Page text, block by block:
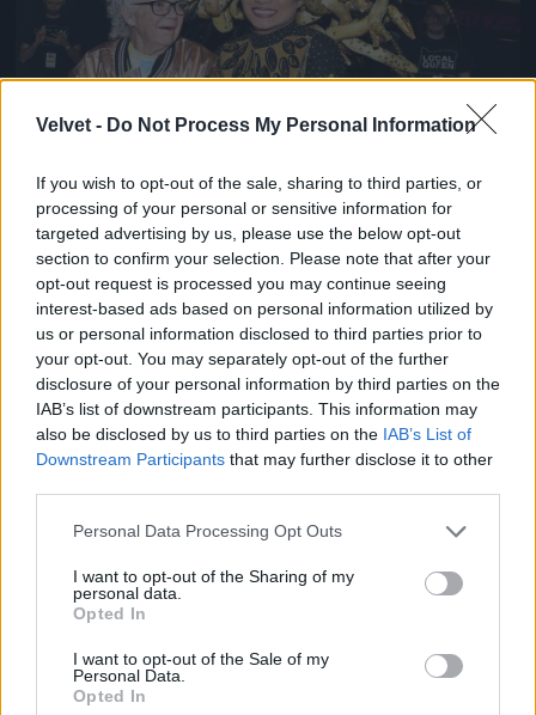
Velvet - Do Not Process My Personal Information
If you wish to opt-out of the sale, sharing to third parties, or
processing of your personal or sensitive information for
targeted advertising by us, please use the below opt-out
section to confirm your selection. Please note that after your
opt-out request is processed you may continue seeing
interest-based ads based on personal information utilized by
us or personal information disclosed to third parties prior to
your opt-out. You may separately opt-out of the further
disclosure of your personal information by third parties on the
IAB’s list of downstream participants. This information may
also be disclosed by us to third parties on the IAB’s List of
Downstream Participants that may further disclose it to other
Please note that this website/app uses one or more Google
not limited to your visit or usage behaviour. You may click to
grant or deny consent to Google and its third-party tags to
use your data for below specified purposes in below Google
consent section.
Personal Data Processing Opt Outs
I want to opt-out of the Sharing of my
personal data.
Opted In
I want to opt-out of the Sale of my
Personal Data.
Opted In
Egy nagymama is találkozott vele, szerencsére nem
vált menten kővé!
Fotó: Rodin Eckenroth / Getty Images Hungary #9
Jön még kép!